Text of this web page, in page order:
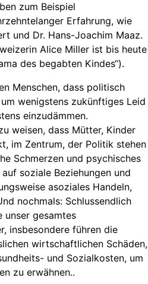
zum Beispiel
Erfahrung, wie
und Dr. Hans-Joachim Maaz.
Alice Miller ist bis heute
des begabten Kindes“).
Menschen, dass politisch
wenigstens zukünftiges Leid
einzudämmen.
weisen, dass Mütter, Kinder
im Zentrum, der Politik stehen
Schmerzen und psychisches
soziale Beziehungen und
asoziales Handeln,
nochmals: Schlussendlich
unser gesamtes
insbesondere führen die
wirtschaftlichen Schäden,
und Sozialkosten, um
zu erwähnen..